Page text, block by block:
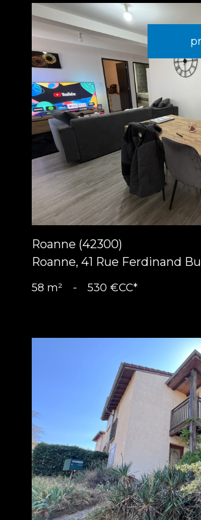
Roanne (42300)
Roanne, 41 Rue Ferdinand
58 m² - 530 €CC*